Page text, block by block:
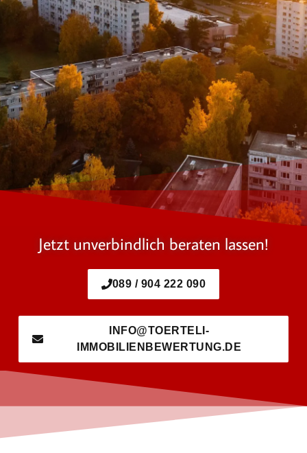
Jetzt unverbindlich beraten lassen!
089 / 904 222 090
INFO@TOERTELI-
IMMOBILIENBEWERTUNG.DE